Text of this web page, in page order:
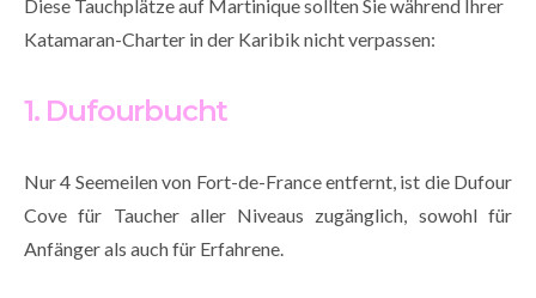
Diese Tauchplätze auf Martinique sollten Sie während Ihrer
Katamaran-Charter in der Karibik nicht verpassen:
1. Dufourbucht
Nur 4 Seemeilen von Fort-de-France entfernt, ist die Dufour
Cove für Taucher aller Niveaus zugänglich, sowohl für
Anfänger als auch für Erfahrene.